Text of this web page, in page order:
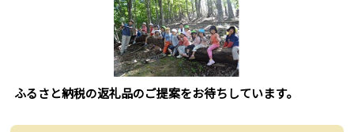
ふるさと納税の返礼品のご提案をお待ちしています。